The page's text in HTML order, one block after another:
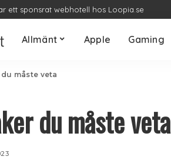
ett sponsrat webhotell hos Loopia.se
Allmänt Apple Gaming
du måste veta
du måste veta